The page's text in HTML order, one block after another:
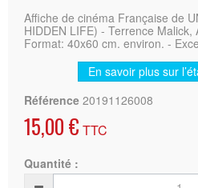
Affiche de cinéma Française de
HIDDEN LIFE) - Terrence Malick,
Format: 40x60 cm. environ. -
En savoir plus sur
Référence 20191126008
15,00 € TTC
Quantité :